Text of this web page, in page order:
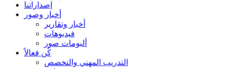
إصداراتنا
أخبار وصور
أخبار وتقارير
فيديوهات
ألبومات صور
كُن فعالاً
التدريب المهني والتخصص